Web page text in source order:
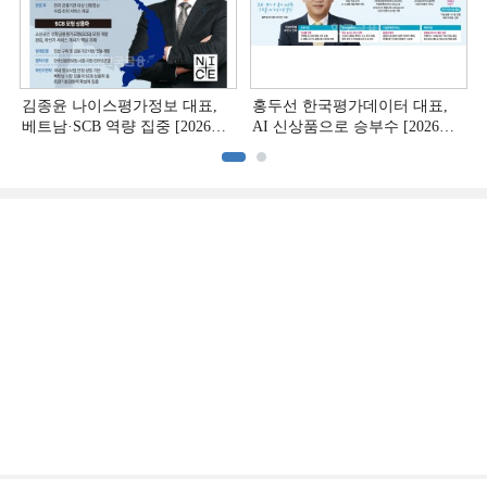
김종윤 나이스평가정보 대표,
베트남·SCB 역량 집중 [2026
홍두선 한국평가데이터 대표,
AI 신상품으로 승부수 [2026